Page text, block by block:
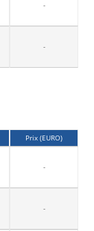
-
-
Prix (EURO)
-
-